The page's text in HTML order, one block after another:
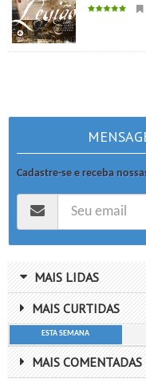
Cadastre-se e receba
MAIS LIDAS
MAIS CURTIDAS
ESTA SEMANA
MAIS COMENTADAS